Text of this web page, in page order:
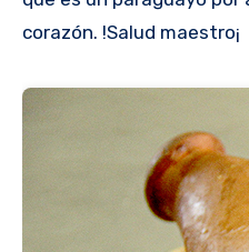
corazón. !Salud maestro¡